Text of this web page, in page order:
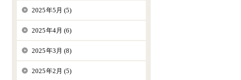
2025年5月 (5)
2025年4月 (6)
2025年3月 (8)
2025年2月 (5)